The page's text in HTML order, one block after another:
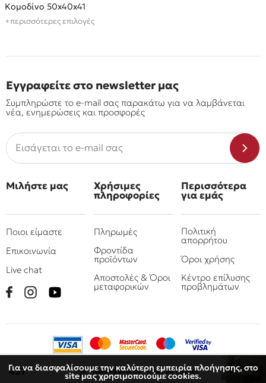
Για να διασφαλίσουμε την καλύτερη εμπειρία πλοήγησης, στο
site μας χρησιμοποιούμε cookies.
457€ Παραλάβετε σε 15 έως 30 ημέρες
Κομοδίνο 50x40x41
+περισσότερες επιλογές
Εγγραφείτε στο newsletter μας
Συμπληρώστε το e-mail σας παρακάτω για να λαμβάνεται
νέα, ενημερώσεις και προσφορές
Μιλήστε μας
Ποιοι είμαστε
Επικοινωνία
Live chat
Χρήσιμες
πληροφορίες
Πληρωμές
Φροντίδα
προϊόντων
Αποστολές & Όροι
μεταφορικών
Περισσότερα
για εμάς
Πολιτική
απορρήτου
Όροι χρήσης
Κέντρο επίλυσης
προβλημάτων